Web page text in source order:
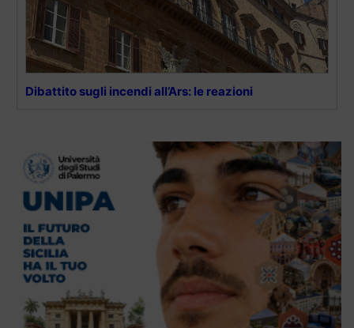
Dibattito sugli incendi all’Ars: le reazioni